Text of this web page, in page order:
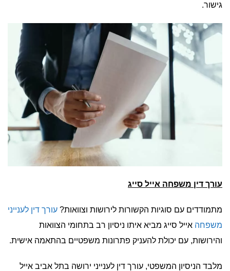
גישור.
עורך דין משפחה אייל סייג
מתמודדים עם סוגיות הקשורות לירושות וצוואות? עורך דין לענייני
משפחה אייל סייג מביא איתו ניסיון רב בתחומי הצוואות
והירושות, עם יכולת להעניק פתרונות משפטיים בהתאמה אישית.
מלבד הניסיון המשפטי, עורך דין לענייני ירושה בתל אביב אייל